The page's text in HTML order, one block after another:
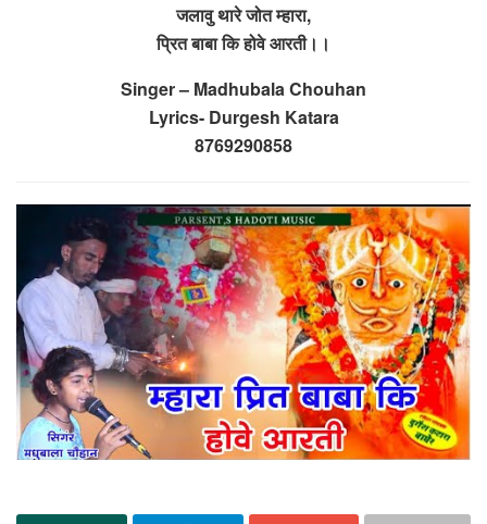
जलावु थारे जोत म्हारा,
प्रित बाबा कि होवे आरती।।
Singer – Madhubala Chouhan
Lyrics- Durgesh Katara
8769290858